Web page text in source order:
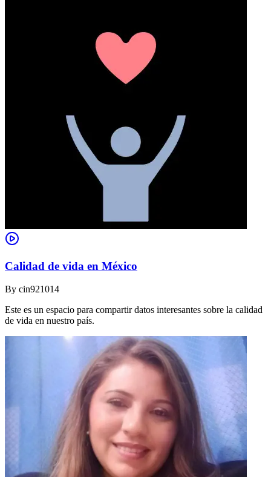
Calidad de vida en México
By cin921014
Este es un espacio para compartir datos interesantes sobre la calidad
de vida en nuestro país.